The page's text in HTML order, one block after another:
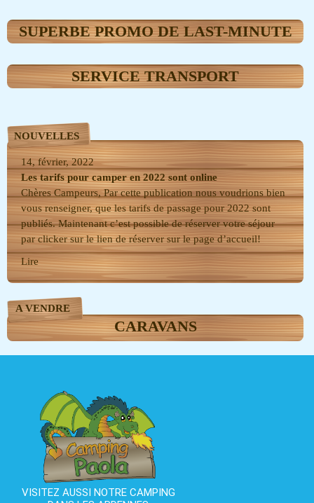
SUPERBE PROMO DE LAST-MINUTE
SERVICE TRANSPORT
NOUVELLES
14, février, 2022
Les tarifs pour camper en 2022 sont online
Chères Campeurs, Par cette publication nous voudrions bien
vous renseigner, que les tarifs de passage pour 2022 sont
publiés. Maintenant c’est possible de réserver votre séjour
par clicker sur le lien de réserver sur le page d’accueil!
Lire
A VENDRE
CARAVANS
VISITEZ AUSSI NOTRE CAMPING